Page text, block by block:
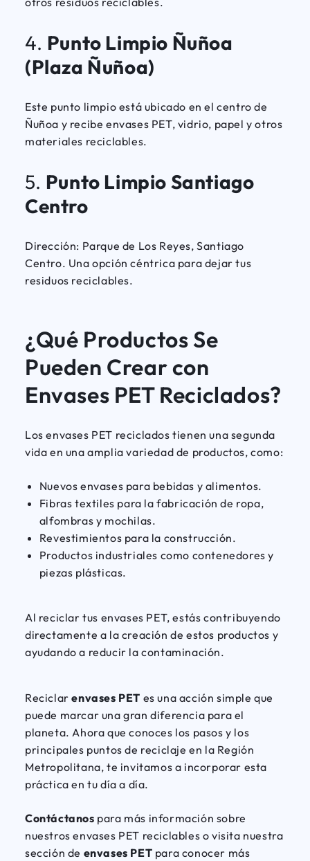
4. Punto Limpio Ñuñoa
(Plaza Ñuñoa)
Este punto limpio está ubicado en el centro de
Ñuñoa y recibe envases PET, vidrio, papel y otros
materiales reciclables.
5. Punto Limpio Santiago
Centro
Dirección: Parque de Los Reyes, Santiago
Centro. Una opción céntrica para dejar tus
residuos reciclables.
¿Qué Productos Se
Pueden Crear con
Envases PET Reciclados?
Los envases PET reciclados tienen una segunda
vida en una amplia variedad de productos, como:
Nuevos envases para bebidas y alimentos.
Fibras textiles para la fabricación de ropa,
alfombras y mochilas.
Revestimientos para la construcción.
Productos industriales como contenedores y
piezas plásticas.
Al reciclar tus envases PET, estás contribuyendo
directamente a la creación de estos productos y
ayudando a reducir la contaminación.
Reciclarenvases PET es una acción simple que
puede marcar una gran diferencia para el
planeta. Ahora que conoces los pasos y los
principales puntos de reciclaje en la Región
Metropolitana, te invitamos a incorporar esta
práctica en tu día a día.
Contáctanos para más información sobre
nuestros envases PET reciclables o visita nuestra
sección de envases PET para conocer más